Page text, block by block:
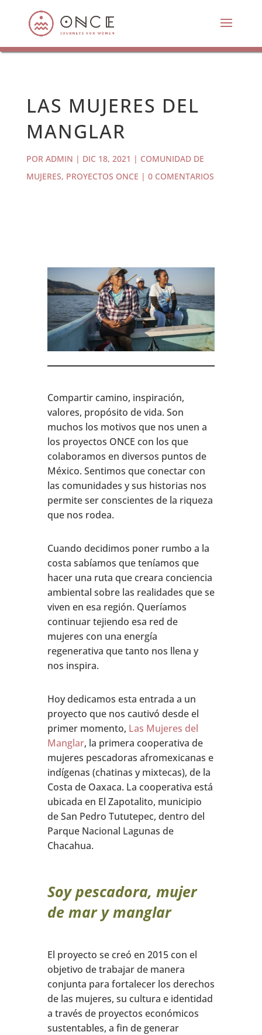
LAS MUJERES DEL
MANGLAR
POR ADMIN | DIC 18, 2021 | COMUNIDAD DE
MUJERES, PROYECTOS ONCE | 0 COMENTARIOS
Compartir camino, inspiración,
valores, propósito de vida. Son
muchos los motivos que nos unen a
los proyectos ONCE con los que
colaboramos en diversos puntos de
México. Sentimos que conectar con
las comunidades y sus historias nos
permite ser conscientes de la riqueza
que nos rodea.
Cuando decidimos poner rumbo a la
costa sabíamos que teníamos que
hacer una ruta que creara conciencia
ambiental sobre las realidades que se
viven en esa región. Queríamos
continuar tejiendo esa red de
mujeres con una energía
regenerativa que tanto nos llena y
nos inspira.
Hoy dedicamos esta entrada a un
proyecto que nos cautivó desde el
primer momento, Las Mujeres del
Manglar, la primera cooperativa de
mujeres pescadoras afromexicanas e
indígenas (chatinas y mixtecas), de la
Costa de Oaxaca. La cooperativa está
ubicada en El Zapotalito, municipio
de San Pedro Tututepec, dentro del
Parque Nacional Lagunas de
Chacahua.
Soy pescadora, mujer
de mar y manglar
El proyecto se creó en 2015 con el
objetivo de trabajar de manera
conjunta para fortalecer los derechos
de las mujeres, su cultura e identidad
a través de proyectos económicos
sustentables, a fin de generar